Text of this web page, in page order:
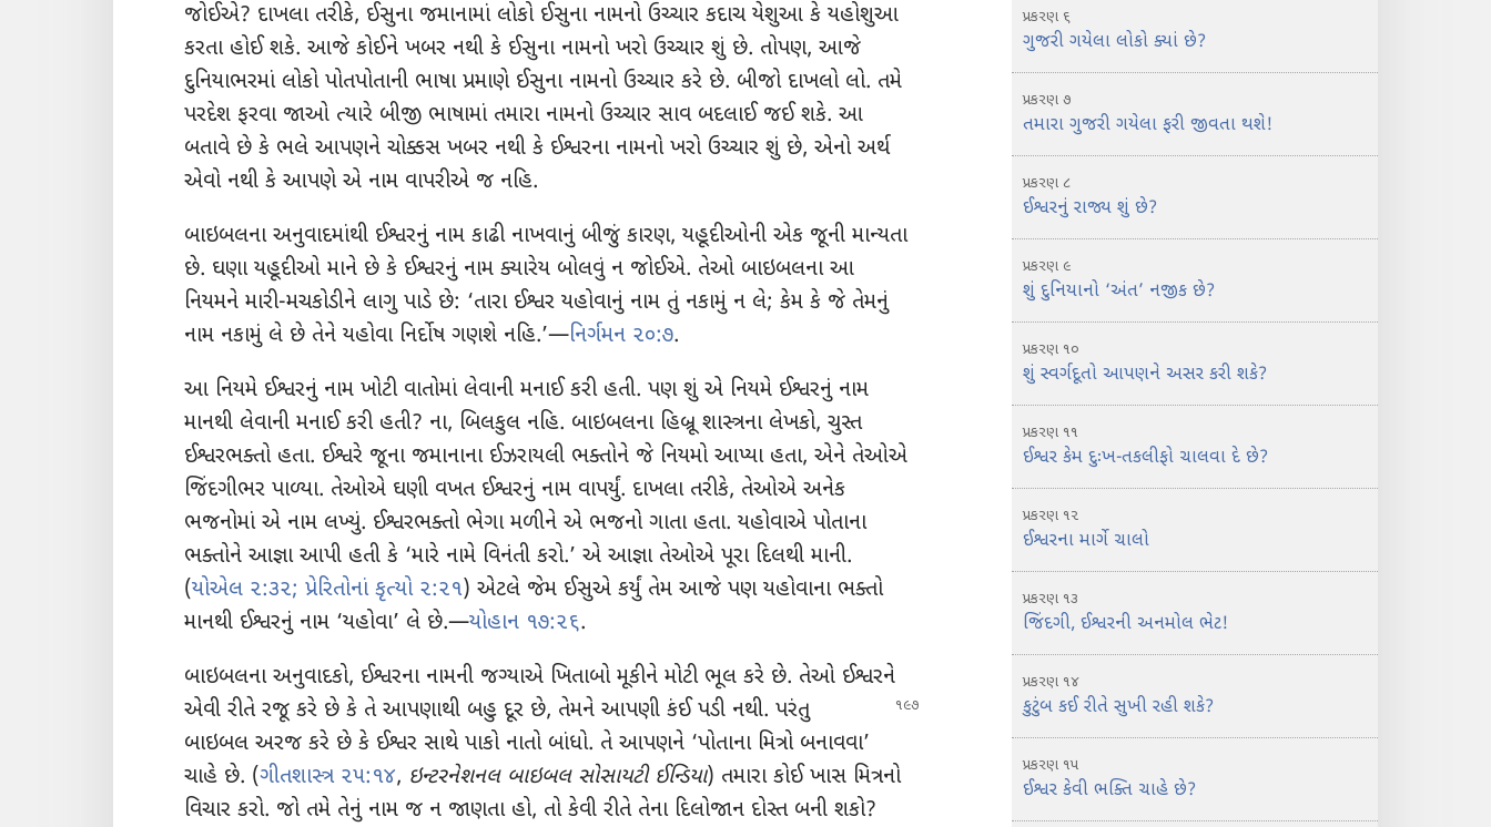
જોઈએ? દાખલા તરીકે, ઈસુના જમાનામાં લોકો ઈસુના નામનો ઉચ્ચાર કદાચ યેશુઆ કે યહોશુઆ
કરતા હોઈ શકે. આજે કોઈને ખબર નથી કે ઈસુના નામનો ખરો ઉચ્ચાર શું છે. તોપણ, આજે
દુનિયાભરમાં લોકો પોતપોતાની ભાષા પ્રમાણે ઈસુના નામનો ઉચ્ચાર કરે છે. બીજો દાખલો લો. તમે
પરદેશ ફરવા જાઓ ત્યારે બીજી ભાષામાં તમારા નામનો ઉચ્ચાર સાવ બદલાઈ જઈ શકે. આ
બતાવે છે કે ભલે આપણને ચોક્કસ ખબર નથી કે ઈશ્વરના નામનો ખરો ઉચ્ચાર શું છે, એનો અર્થ
એવો નથી કે આપણે એ નામ વાપરીએ જ નહિ.
બાઇબલના અનુવાદમાંથી ઈશ્વરનું નામ કાઢી નાખવાનું બીજું કારણ, યહૂદીઓની એક જૂની માન્યતા
છે. ઘણા યહૂદીઓ માને છે કે ઈશ્વરનું નામ ક્યારેય બોલવું ન જોઈએ. તેઓ બાઇબલના આ
નિયમને મારી-મચકોડીને લાગુ પાડે છે: ‘તારા ઈશ્વર યહોવાનું નામ તું નકામું ન લે; કેમ કે જે તેમનું
નામ નકામું લે છે તેને યહોવા નિર્દોષ ગણશે નહિ.’—નિર્ગમન ૨૦:૭.
આ નિયમે ઈશ્વરનું નામ ખોટી વાતોમાં લેવાની મનાઈ કરી હતી. પણ શું એ નિયમે ઈશ્વરનું નામ
માનથી લેવાની મનાઈ કરી હતી? ના, બિલકુલ નહિ. બાઇબલના હિબ્રૂ શાસ્ત્રના લેખકો, ચુસ્ત
ઈશ્વરભક્તો હતા. ઈશ્વરે જૂના જમાનાના ઈઝરાયલી ભક્તોને જે નિયમો આપ્યા હતા, એને તેઓએ
જિંદગીભર પાળ્યા. તેઓએ ઘણી વખત ઈશ્વરનું નામ વાપર્યું. દાખલા તરીકે, તેઓએ અનેક
ભજનોમાં એ નામ લખ્યું. ઈશ્વરભક્તો ભેગા મળીને એ ભજનો ગાતા હતા. યહોવાએ પોતાના
ભક્તોને આજ્ઞા આપી હતી કે ‘મારે નામે વિનંતી કરો.’ એ આજ્ઞા તેઓએ પૂરા દિલથી માની.
(યોએલ ૨:૩૨; પ્રેરિતોનાં કૃત્યો ૨:૨૧) એટલે જેમ ઈસુએ કર્યું તેમ આજે પણ યહોવાના ભક્તો
માનથી ઈશ્વરનું નામ ‘યહોવા’ લે છે.—યોહાન ૧૭:૨૬.
બાઇબલના અનુવાદકો, ઈશ્વરના નામની જગ્યાએ ખિતાબો મૂકીને મોટી ભૂલ કરે છે. તેઓ ઈશ્વરને
એવી રીતે રજૂ કરે છે કે તે આપણાથી બહુ દૂર છે, તેમને આપણી કંઈ પડી નથી. પરંતુ
બાઇબલ અરજ કરે છે કે ઈશ્વર સાથે પાકો નાતો બાંધો. તે આપણને ‘પોતાના મિત્રો બનાવવા’
ચાહે છે. (ગીતશાસ્ત્ર ૨૫:૧૪, ઇન્ટરનેશનલ બાઇબલ સોસાયટી ઈન્ડિયા) તમારા કોઈ ખાસ મિત્રનો
વિચાર કરો. જો તમે તેનું નામ જ ન જાણતા હો, તો કેવી રીતે તેના દિલોજાન દોસ્ત બની શકો?
પ્રકરણ ૬
ગુજરી ગયેલા લોકો ક્યાં છે?
પ્રકરણ ૭
તમારા ગુજરી ગયેલા ફરી જીવતા થશે!
પ્રકરણ ૮
ઈશ્વરનું રાજ્ય શું છે?
પ્રકરણ ૯
શું દુનિયાનો ‘અંત’ નજીક છે?
પ્રકરણ ૧૦
શું સ્વર્ગદૂતો આપણને અસર કરી શકે?
પ્રકરણ ૧૧
ઈશ્વર કેમ દુઃખ-તકલીફો ચાલવા દે છે?
પ્રકરણ ૧૨
ઈશ્વરના માર્ગે ચાલો
પ્રકરણ ૧૩
જિંદગી, ઈશ્વરની અનમોલ ભેટ!
પ્રકરણ ૧૪
કુટુંબ કઈ રીતે સુખી રહી શકે?
પ્રકરણ ૧૫
ઈશ્વર કેવી ભક્તિ ચાહે છે?